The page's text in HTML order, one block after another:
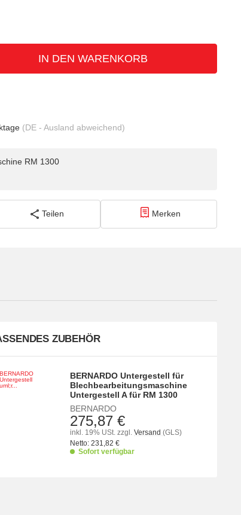
IN DEN WARENKORB
(DE - Ausland abweichend)
RM 1300
Teilen Merken
ZUBEHÖR
BERNARDO Untergestell für
Blechbearbeitungsmaschine
Untergestell A für RM 1300
BERNARDO
275,87 €
inkl. 19% USt. zzgl.Versand(GLS)
Netto: 231,82€
Sofort verfügbar